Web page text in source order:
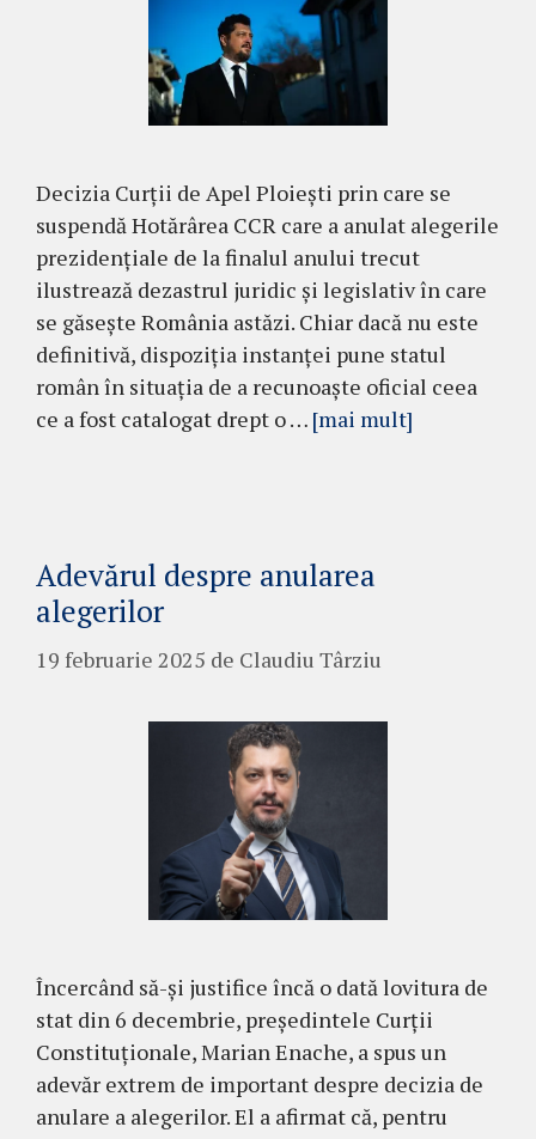
Decizia Curții de Apel Ploiești prin care se
suspendă Hotărârea CCR care a anulat alegerile
prezidențiale de la finalul anului trecut
ilustrează dezastrul juridic și legislativ în care
se găsește România astăzi. Chiar dacă nu este
definitivă, dispoziția instanței pune statul
român în situația de a recunoaște oficial ceea
ce a fost catalogat drept o … [mai mult]
Adevărul despre anularea
alegerilor
19 februarie 2025 de Claudiu Târziu
Încercând să-și justifice încă o dată lovitura de
stat din 6 decembrie, președintele Curții
Constituționale, Marian Enache, a spus un
adevăr extrem de important despre decizia de
anulare a alegerilor. El a afirmat că, pentru